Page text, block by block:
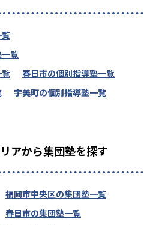
覧
春日市の個別指導塾一覧
宇美町の個別指導塾一覧
アから集団塾を探す
福岡市中央区の集団塾一覧
春日市の集団塾一覧